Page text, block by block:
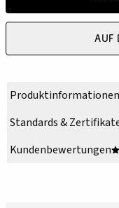
Auf
Produktinformationen
Standards &
Kundenbewertungen